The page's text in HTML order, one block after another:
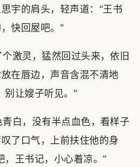
宇的肩头，轻声道：“王书
快回屋吧。”
激灵，猛然回过头来，依旧
在唇边，声音含混不清地
别让嫂子听见。”
白，没有半点血色，看样子
了口气，上前扶住他的身
，王书记，小心着凉。”